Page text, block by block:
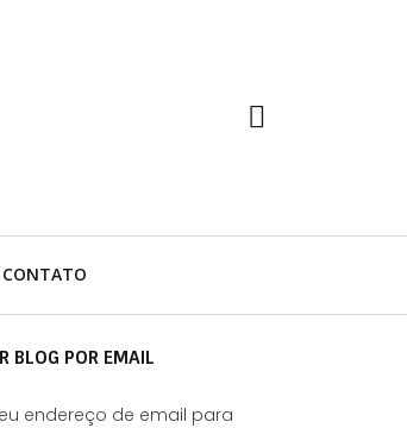
CONTATO
BLOG POR EMAIL
endereço de email para